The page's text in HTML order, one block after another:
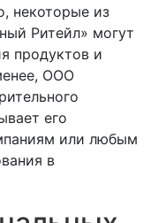
некоторые из
Ритейл» могут
продуктов и
ООО
его
или любым
в